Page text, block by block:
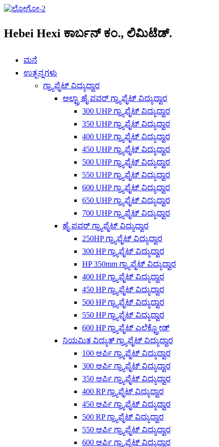
Hebei Hexi ಕಾರ್ಬನ್ ಕಂ., ಲಿಮಿಟೆಡ್.
ಮನೆ
ಉತ್ಪನ್ನಗಳು
ಗ್ರ್ಯಾಫೈಟ್ ವಿದ್ಯುದ್ವಾರ
ಅಲ್ಟ್ರಾ ಹೈ ಪವರ್ ಗ್ರ್ಯಾಫೈಟ್ ವಿದ್ಯುದ್ವಾರ
300 UHP ಗ್ರ್ಯಾಫೈಟ್ ವಿದ್ಯುದ್ವಾರ
350 UHP ಗ್ರ್ಯಾಫೈಟ್ ವಿದ್ಯುದ್ವಾರ
400 UHP ಗ್ರ್ಯಾಫೈಟ್ ವಿದ್ಯುದ್ವಾರ
450 UHP ಗ್ರ್ಯಾಫೈಟ್ ವಿದ್ಯುದ್ವಾರ
500 UHP ಗ್ರ್ಯಾಫೈಟ್ ವಿದ್ಯುದ್ವಾರ
550 UHP ಗ್ರ್ಯಾಫೈಟ್ ವಿದ್ಯುದ್ವಾರ
600 UHP ಗ್ರ್ಯಾಫೈಟ್ ವಿದ್ಯುದ್ವಾರ
650 UHP ಗ್ರ್ಯಾಫೈಟ್ ವಿದ್ಯುದ್ವಾರ
700 UHP ಗ್ರ್ಯಾಫೈಟ್ ವಿದ್ಯುದ್ವಾರ
ಹೈ ಪವರ್ ಗ್ರ್ಯಾಫೈಟ್ ವಿದ್ಯುದ್ವಾರ
250HP ಗ್ರ್ಯಾಫೈಟ್ ವಿದ್ಯುದ್ವಾರ
300 HP ಗ್ರ್ಯಾಫೈಟ್ ವಿದ್ಯುದ್ವಾರ
HP 350mm ಗ್ರ್ಯಾಫೈಟ್ ವಿದ್ಯುದ್ವಾರ
400 HP ಗ್ರ್ಯಾಫೈಟ್ ವಿದ್ಯುದ್ವಾರ
450 HP ಗ್ರ್ಯಾಫೈಟ್ ವಿದ್ಯುದ್ವಾರ
500 HP ಗ್ರ್ಯಾಫೈಟ್ ವಿದ್ಯುದ್ವಾರ
550 HP ಗ್ರ್ಯಾಫೈಟ್ ವಿದ್ಯುದ್ವಾರ
600 HP ಗ್ರ್ಯಾಫೈಟ್ ಎಲೆಕ್ಟ್ರೋಡ್
ನಿಯಮಿತ ವಿದ್ಯುತ್ ಗ್ರ್ಯಾಫೈಟ್ ವಿದ್ಯುದ್ವಾರ
100 ಆರ್ಪಿ ಗ್ರ್ಯಾಫೈಟ್ ವಿದ್ಯುದ್ವಾರ
300 ಆರ್ಪಿ ಗ್ರ್ಯಾಫೈಟ್ ವಿದ್ಯುದ್ವಾರ
350 ಆರ್ಪಿ ಗ್ರ್ಯಾಫೈಟ್ ವಿದ್ಯುದ್ವಾರ
400 RP ಗ್ರ್ಯಾಫೈಟ್ ವಿದ್ಯುದ್ವಾರ
450 ಆರ್ಪಿ ಗ್ರ್ಯಾಫೈಟ್ ವಿದ್ಯುದ್ವಾರ
500 RP ಗ್ರ್ಯಾಫೈಟ್ ವಿದ್ಯುದ್ವಾರ
550 ಆರ್ಪಿ ಗ್ರ್ಯಾಫೈಟ್ ವಿದ್ಯುದ್ವಾರ
600 ಆರ್ಪಿ ಗ್ರ್ಯಾಫೈಟ್ ವಿದ್ಯುದ್ವಾರ